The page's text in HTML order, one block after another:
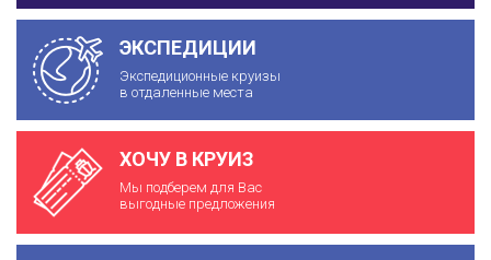
ЭКСПЕДИЦИИ
Экспедиционные круизы
в отдаленные места
ХОЧУ В КРУИЗ
Мы подберем для Вас
выгодные предложения